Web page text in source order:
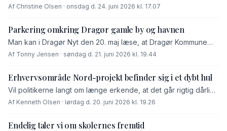
specialiserede tilbud, selvfølgelig skal have dem. Men det er
med genbesættelse af ledige stillinger, reduktion af
driftsudgifter og begrænsning af indkøb, for at disse elever
kan få det,« skriver Christine Olsen fra den lokale lærer­
forenings kredsformand Amagerkredsen DLF kreds 13
Af Christine Olsen · onsdag d. 24. juni 2026 kl. 17.07
Parkering omkring Dragør gamle by og havnen
Man kan i Dragør Nyt den 20. maj læse, at Dragør Kommune
agter at opsætte dynamiske lysende parkeringsskilte med
parkeringsskiltning og bedre parkeringsforhold« her, red.). […]
Af Tonny Jensen · søndag d. 21. juni 2026 kl. 19.44
Erhvervsområde Nord-projekt befinder sig i et dybt hul
Vil politikerne langt om længe erkende, at det går rigtig dårligt
med deres prestigeprojekt, som har været tyve år undervejs
dage søsætter […]
Af Kenneth Olsen · lørdag d. 20. juni 2026 kl. 19.26
Endelig taler vi om skolernes fremtid